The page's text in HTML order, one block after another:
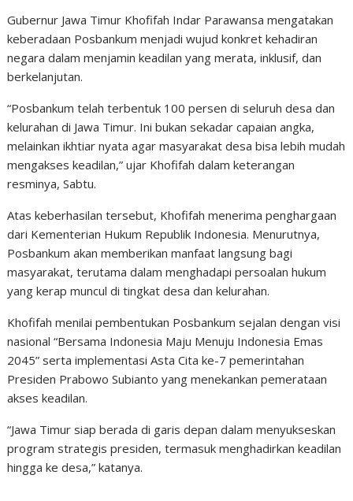
Gubernur Jawa Timur Khofifah Indar Parawansa mengatakan
keberadaan Posbankum menjadi wujud konkret kehadiran
negara dalam menjamin keadilan yang merata, inklusif, dan
berkelanjutan.
“Posbankum telah terbentuk 100 persen di seluruh desa dan
kelurahan di Jawa Timur. Ini bukan sekadar capaian angka,
melainkan ikhtiar nyata agar masyarakat desa bisa lebih mudah
mengakses keadilan,” ujar Khofifah dalam keterangan
resminya, Sabtu.
Atas keberhasilan tersebut, Khofifah menerima penghargaan
dari Kementerian Hukum Republik Indonesia. Menurutnya,
Posbankum akan memberikan manfaat langsung bagi
masyarakat, terutama dalam menghadapi persoalan hukum
yang kerap muncul di tingkat desa dan kelurahan.
Khofifah menilai pembentukan Posbankum sejalan dengan visi
nasional “Bersama Indonesia Maju Menuju Indonesia Emas
2045” serta implementasi Asta Cita ke-7 pemerintahan
Presiden Prabowo Subianto yang menekankan pemerataan
akses keadilan.
“Jawa Timur siap berada di garis depan dalam menyukseskan
program strategis presiden, termasuk menghadirkan keadilan
hingga ke desa,” katanya.